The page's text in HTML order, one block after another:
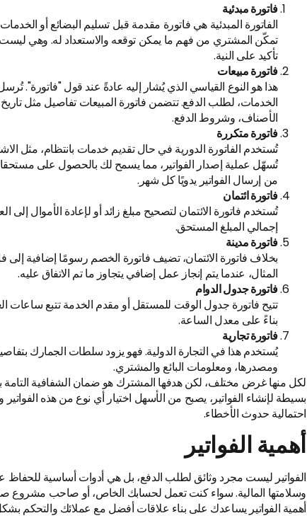
فاتورة مبدئية
الفاتورة المبدئية هي فاتورة مقدمة قبل تسليم البضائع أو
تمكّن المشتري من فهم ما يمكن توقعه والاستعداد له. وهي
تأكيد على النية.
فاتورة مبيعات
هذا هو النوع القياسي الذي يُشار إليه عادةً عند قول "فاتورة".
الخدمات، لطلب الدفع. تتضمن فاتورة المبيعات تفاصيل مثل
الأصناف، وشروط الدفع.
فاتورة متكررة
تُستخدم الفاتورة الدورية في حال تقديم خدمات بانتظام، مثل
تُسهّل عملية إصدار الفواتير، مما يسمح لك بالحصول على
من إرسال الفواتير يدويًا كل شهر.
فاتورة ائتمان
تُستخدم فاتورة الائتمان لتصحيح مبلغ زائد أو لإعادة الأموال إلى
إجمالي المبلغ المستحق.
فاتورة مدينة
بخلاف فاتورة الائتمان، تضيف فاتورة الخصم رسومًا إضافية إلى
المثال، عندما يتم إنجاز عمل إضافي يتجاوز ما تم الاتفاق عليه.
فاتورة جدول الدوام
تتيح فاتورة جدول الوقت للمستقل أو مقدم الخدمة تتبع ساعات
بناءً على معدل الساعة.
فاتورة تجارية
يُستخدم هذا في التجارة الدولية. فهو يزود سلطات الجمارك
ومصدرها، ومعلومات البائع والمشتري.
لكل منها غرض مختلف، لكن هدفها المشترك هو ضمان الشفافية التامة
بسيطة لإنشاء الفواتير، يصبح من الأسهل اختيار أي نوع من هذه
احتمالية حدوث الأخطاء.
أهمية الفواتير
الفواتير ليست مجرد وثائق لطلب الدفع، بل هي أدوات أساسية للحفاظ
وسلامتها المالية. سواء كنت تعمل لحسابك الخاص، أو صاحب مشروع
أهمية الفواتير يساعدك على بناء علاقات أفضل مع عملائك والتحكم